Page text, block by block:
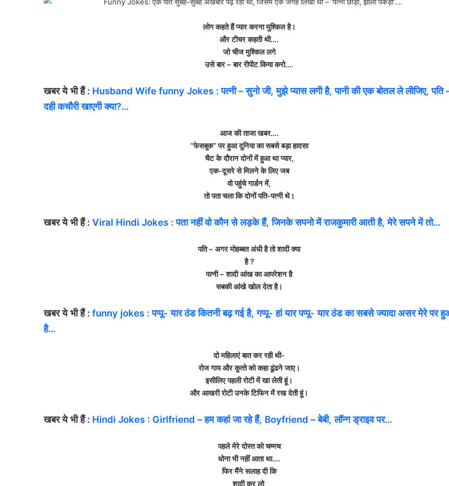
लोग कहते हैं प्‍यार करना मुश्किल है।
और टीचर कहती थी….
जो चीज मुश्किल लगे
उसे बार – बार रीपीट किया करो….
खबर ये भी हैं : Husband Wife funny Jokes : पत्‍नी – सुनो जी, मुझे प्‍यास लगी है, पानी की एक बोतल ले लीजिए, पति
दही कचौरी खाएगी क्‍या?…
आज की ताजा खबर….
“फेसबुक” पर हुआ दुनिया का सबसे बड़ा हादसा
चैट के दौरान दोनों में हुआ था प्‍यार,
एक-दूसरे से मिलने के लिए जब
वो पहुंचे गार्डन में,
तो पता चला कि दोनों पति-पत्‍नी थे।
खबर ये भी हैं : Viral Hindi Jokes : पता नहीं वो कौन से लड़के हैं, जिनके सपनो में राजकुमारी आती है, मेरे सपने में तो…
पति – अगर मोहब्‍बत अंधी है तो शादी क्‍या
है ?
पत्‍नी – शादी आंख का आपरेशन है
सबकी आंखे खोल देता है।
खबर ये भी हैं : funny jokes : पप्पू- यार ठंड कितनी बढ़ गई है, गप्पू- हां यार पप्पू- यार ठंड का सबसे ज्यादा असर मेरे पर
है…
दो महिलाएं बात कर रही थी-
रोज गाय और कुत्‍ते को कहा ढूंढने जाए।
इसीलिए पहली रोटी में खा लेती हूं।
और आखरी रोटी उनके टिफिन में रख देती हूं।
खबर ये भी हैं : Hindi Jokes : Girlfriend – हम कहां जा रहे हैं, Boyfriend – बेबी, लॉन्ग ड्राइव पर…
पहले मेरे दोस्‍त को चम्‍मच
धोना भी नहीं आता था….
फिर मैंने सलाह दी कि
शादी कर लो,